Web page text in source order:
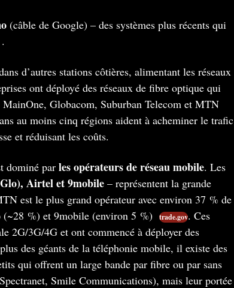
(câble de Google) – des systèmes plus récents qui
d’autres stations côtières, alimentant les réseaux
ont déployé des réseaux de fibre optique qui
Globacom, Suburban Telecom et MTN​
au moins cinq régions aident à acheminer le trafic
et réduisant les coûts.
dominé par les opérateurs de réseau mobile. Les
Airtel et 9mobile– représentent la grande
est le plus grand opérateur avec environ 37 % de
%) et 9mobile (environ 5 %)​
trade.gov. Ces
2G/3G/4G et ont commencé à déployer des
des géants de la téléphonie mobile, il existe des
qui offrent un large bande par fibre ou par sans
Smile Communications), mais leur portée